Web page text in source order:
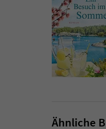
Ähnliche